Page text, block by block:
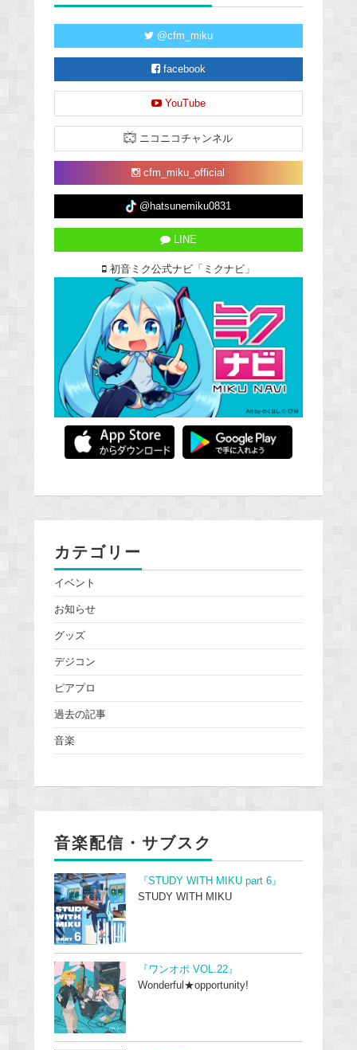
@cfm_miku
facebook
YouTube
ニコニコチャンネル
cfm_miku_official
@hatsunemiku0831
LINE
初音ミク公式ナビ「ミクナビ」
カテゴリー
イベント
お知らせ
グッズ
デジコン
ピアプロ
過去の記事
音楽
音楽配信・サブスク
『STUDY WITH MIKU part 6』
STUDY WITH MIKU
『ワンオポ VOL.22』
Wonderful★opportunity!